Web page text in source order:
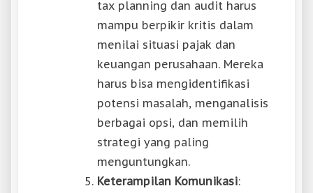
tax planning dan audit harus
mampu berpikir kritis dalam
menilai situasi pajak dan
keuangan perusahaan. Mereka
harus bisa mengidentifikasi
potensi masalah, menganalisis
berbagai opsi, dan memilih
strategi yang paling
menguntungkan.
Keterampilan Komunikasi: